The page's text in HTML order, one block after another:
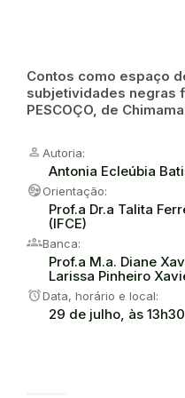
Contos como espaço
subjetividades negras
PESCOÇO, de
person Autoria:
Antonia Ecleúbia
supervised_user_circleOrientação:
Prof.a Dr.a Talita
(IFCE)
groupsBanca:
Prof.a M.a. Diane
Larissa Pinheiro
alarmData, horário e local:
29 de julho, às